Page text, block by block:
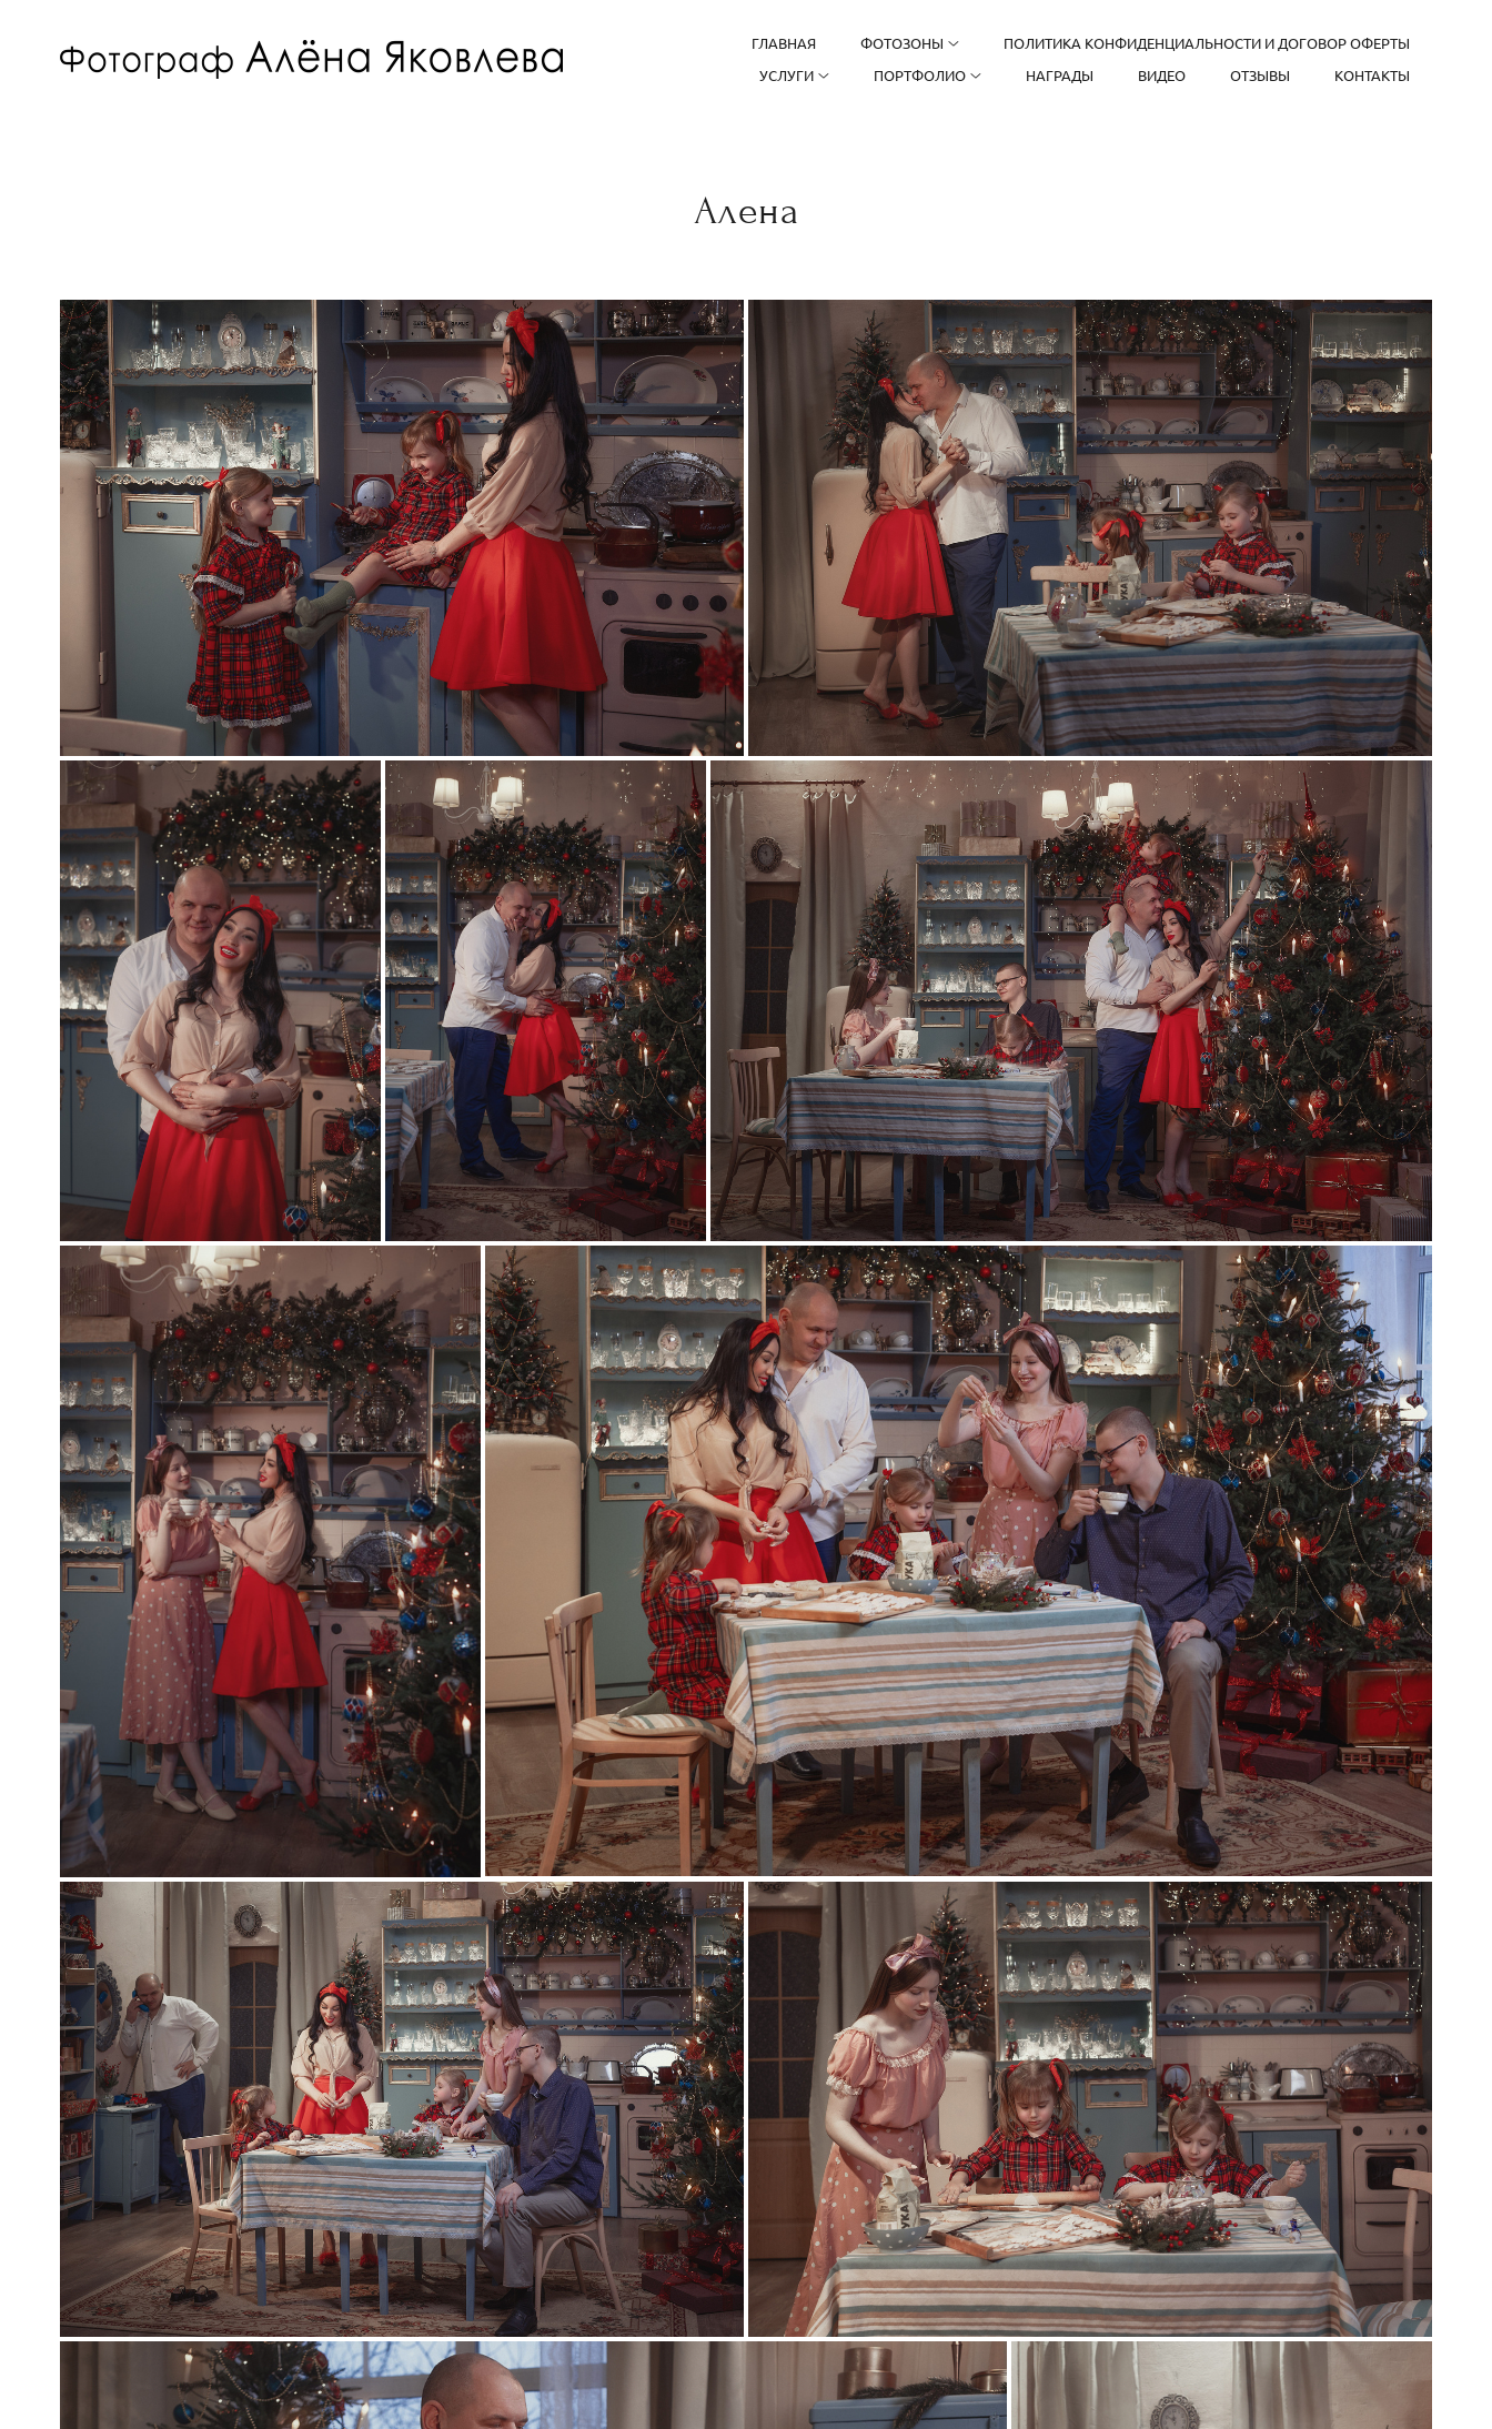
ГЛАВНАЯ ФОТОЗОНЫ
ПОЛИТИКА КОНФИДЕНЦИАЛЬНОСТИ И ДОГОВОР ОФЕРТЫ
УСЛУГИ
ПОРТФОЛИО НАГРАДЫ ВИДЕО ОТЗЫВЫ КОНТАКТЫ
Алена